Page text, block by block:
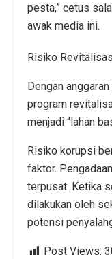
pesta,” cetus
awak media ini.
Risiko
Dengan
program
menjadi “lahan
Risiko korupsi
faktor.
terpusat. Ketika
dilakukan oleh
potensi
Post Views: